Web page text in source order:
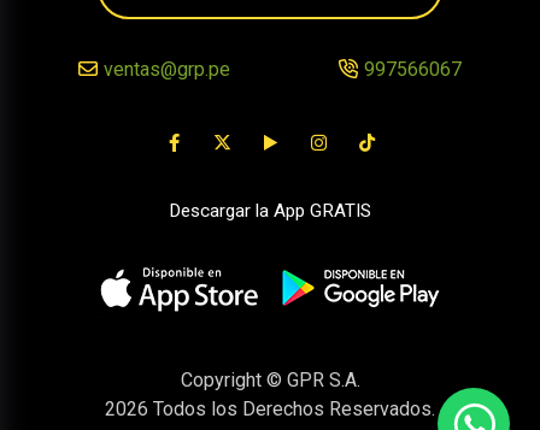
ventas@grp.pe 997566067
Descargar la App GRATIS
Copyright © GPR S.A.
2026 Todos los Derechos Reservados.